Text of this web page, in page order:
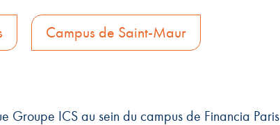
Campus de Saint-Maur
Groupe ICS au sein du campus de Financia Paris